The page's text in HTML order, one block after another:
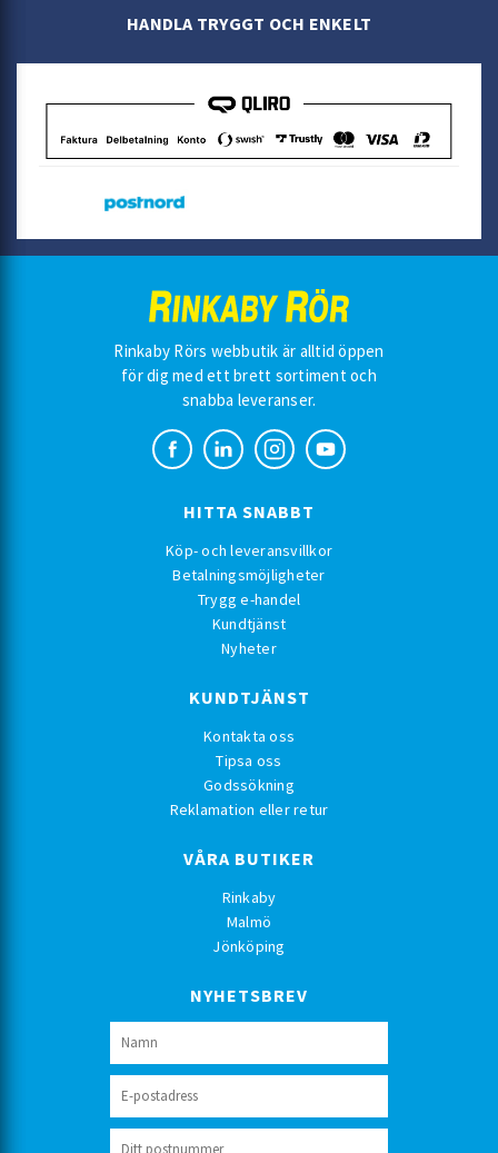
HANDLA TRYGGT OCH ENKELT
Rinkaby Rörs webbutik är alltid öppen
för dig med ett brett sortiment och
snabba leveranser.
HITTA SNABBT
Köp- och leveransvillkor
Betalningsmöjligheter
Trygg e-handel
Kundtjänst
Nyheter
KUNDTJÄNST
Kontakta oss
Tipsa oss
Godssökning
Reklamation eller retur
VÅRA BUTIKER
Rinkaby
Malmö
Jönköping
NYHETSBREV